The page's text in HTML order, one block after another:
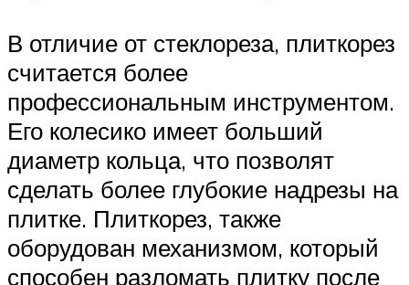
В отличие от стеклореза, плиткорез
считается более
профессиональным инструментом.
Его колесико имеет больший
диаметр кольца, что позволят
сделать более глубокие надрезы на
плитке. Плиткорез, также
оборудован механизмом, который
способен разломать плитку после